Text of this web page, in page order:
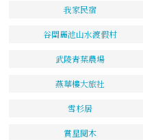
我家民宿
谷關麗池山水渡假村
武陵青葉農場
燕華樓大旅社
雪杉居
賞星閱木